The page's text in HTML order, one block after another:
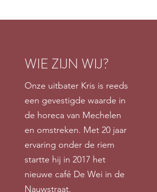
WIE ZIJN WIJ?
Onze uitbater Kris is reeds
een gevestigde waarde in
de horeca van Mechelen
en omstreken. Met 20 jaar
ervaring onder de riem
startte hij in 2017 het
nieuwe café De Wei in de
Nauwstraat.